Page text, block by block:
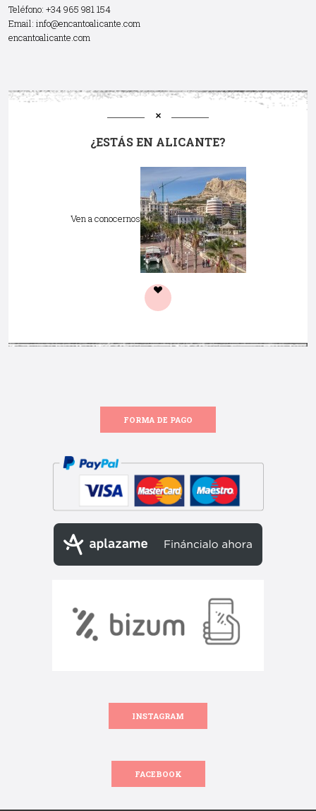
Teléfono: +34 965 981 154
Email: info@encantoalicante.com
encantoalicante.com
¿ESTÁS EN ALICANTE?
Ven a conocernos
FORMA DE PAGO
INSTAGRAM
FACEBOOK